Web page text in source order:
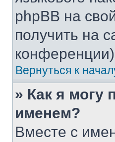
phpBB на
получить на
Вернуться к
» Как я могу
именем?
Вместе с